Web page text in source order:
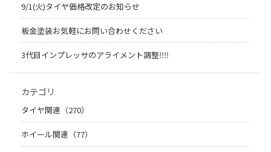
9/1(火)タイヤ価格改定のお知らせ
板金塗装お気軽にお問い合わせください
3代目インプレッサのアライメント調整‼︎‼︎
カテゴリ
タイヤ関連（270）
ホイール関連（77）